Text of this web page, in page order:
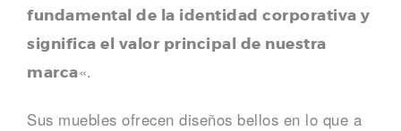
fundamental de la identidad corporativa y
significa el valor principal de nuestra
marca«.
Sus muebles ofrecen diseños bellos en lo que a